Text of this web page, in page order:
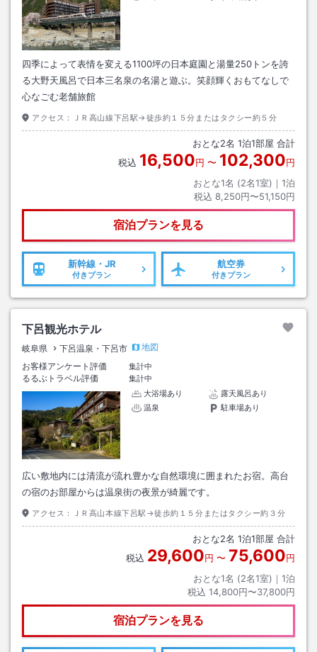
四季によって表情を変える1100坪の日本庭園と湯量250トンを誇
る大野天風呂で日本三名泉の名湯と遊ぶ。笑顔輝くおもてなしで
心なごむ老舗旅館
アクセス： ＪＲ高山線下呂駅→徒歩約１５分またはタクシー約５分
おとな2名 1泊1部屋 合計
税込 16,500円 〜 102,300円
おとな1名 (2名1室)｜ 1泊
税込 8,250円〜51,150円
宿泊プランを見る
新幹線・JR
付きプラン
航空券
付きプラン
下呂観光ホテル
岐阜県 下呂温泉・下呂市
地図
お客様アンケート評価
集計中
るるぶトラベル評価
集計中
大浴場あり
露天風呂あり
温泉
駐車場あり
広い敷地内には清流が流れ豊かな自然環境に囲まれたお宿。高台
の宿のお部屋からは温泉街の夜景が綺麗です。
アクセス： ＪＲ高山本線下呂駅→徒歩約１５分またはタクシー約３分
おとな2名 1泊1部屋 合計
税込 29,600円 〜 75,600円
おとな1名 (2名1室)｜ 1泊
税込 14,800円〜37,800円
宿泊プランを見る